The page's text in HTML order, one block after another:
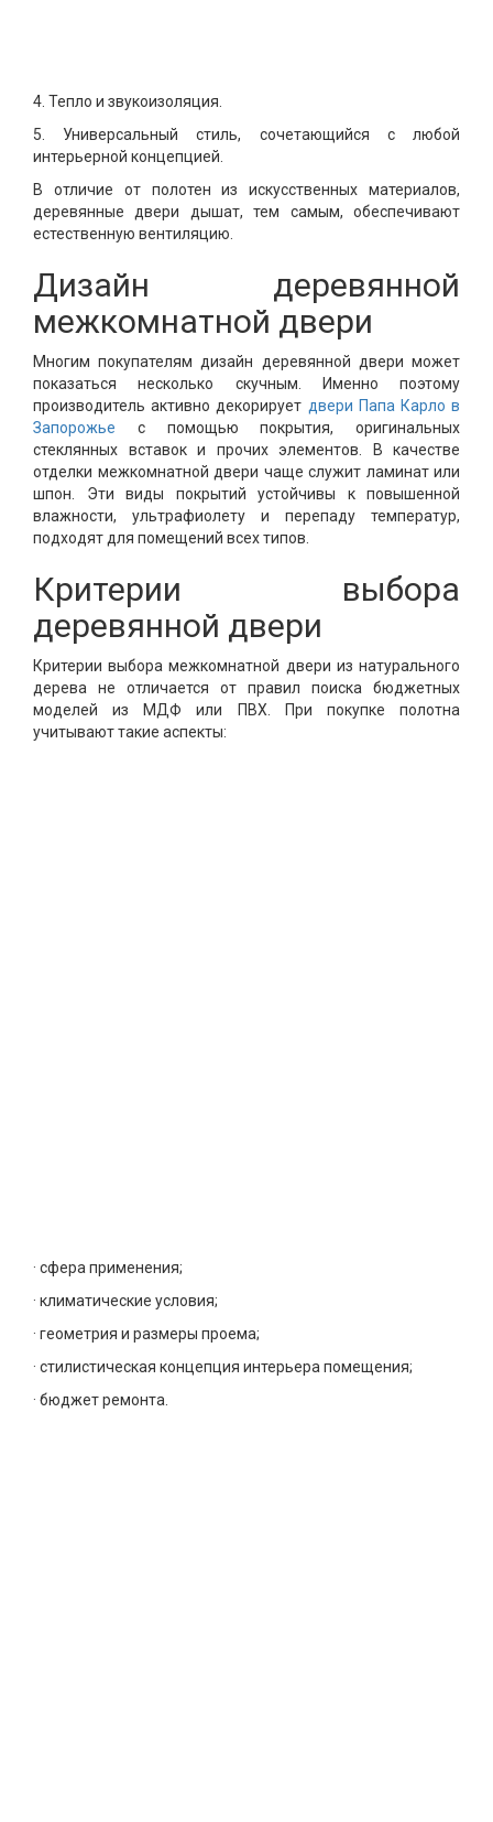
4. Тепло и звукоизоляция.
5. Универсальный стиль, сочетающийся с любой
интерьерной концепцией.
В отличие от полотен из искусственных материалов,
деревянные двери дышат, тем самым, обеспечивают
естественную вентиляцию.
Дизайн деревянной
межкомнатной двери
Многим покупателям дизайн деревянной двери может
показаться несколько скучным. Именно поэтому
производитель активно декорирует двери Папа Карло в
Запорожье с помощью покрытия, оригинальных
стеклянных вставок и прочих элементов. В качестве
отделки межкомнатной двери чаще служит ламинат или
шпон. Эти виды покрытий устойчивы к повышенной
влажности, ультрафиолету и перепаду температур,
подходят для помещений всех типов.
Критерии выбора
деревянной двери
Критерии выбора межкомнатной двери из натурального
дерева не отличается от правил поиска бюджетных
моделей из МДФ или ПВХ. При покупке полотна
учитывают такие аспекты:
· сфера применения;
· климатические условия;
· геометрия и размеры проема;
· стилистическая концепция интерьера помещения;
· бюджет ремонта.